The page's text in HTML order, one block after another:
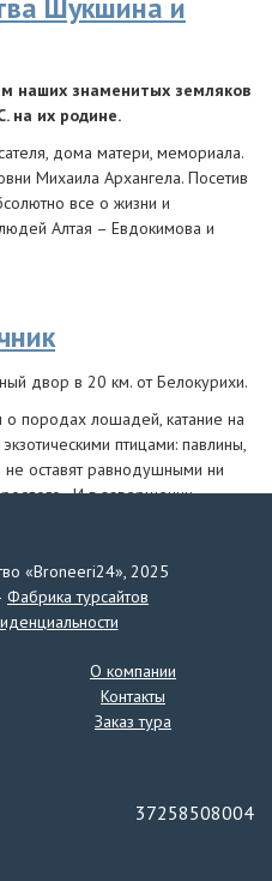
наших знаменитых земляков
на их родине.
дома матери, мемориала.
Михаила Архангела. Посетив
все о жизни и
Алтая – Евдокимова и
двор в 20 км. от Белокурихи.
породах лошадей, катание на
птицами: павлины,
оставят равнодушными ни
И в завершении
с вафелькой.
на священную гору
с высоты птичьего
брата». И все это с
«Broneeri24», 2025
Фабрика турсайтов
О компании
Контакты
Заказ тура
37258508004